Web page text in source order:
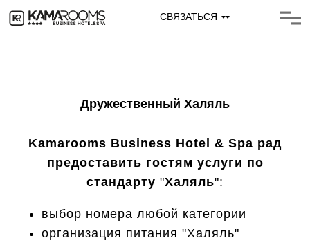
СВЯЗАТЬСЯ
Дружественный Халяль
Kamarooms Business Hotel & Spa рад
предоставить гостям услуги по
стандарту "Халяль":
выбор номера любой категории
организация питания "Халяль"